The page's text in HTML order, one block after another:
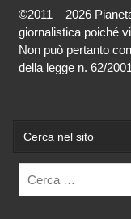
©2011 – 2026
giornalistica poiché
Non può pertanto
della legge n. 62/
Cerca nel sito